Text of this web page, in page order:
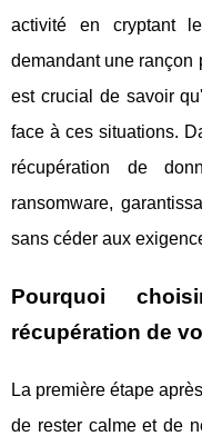
activité en cryptant
demandant une rançon
est crucial de savoir
face à ces situations.
récupération de
ransomware,
sans céder aux
Pourquoi
récupération de
La première étape
de rester calme et de